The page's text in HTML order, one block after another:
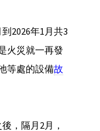
2026年1月共3
火災就一再發
等處的設備故
，隔月2月，